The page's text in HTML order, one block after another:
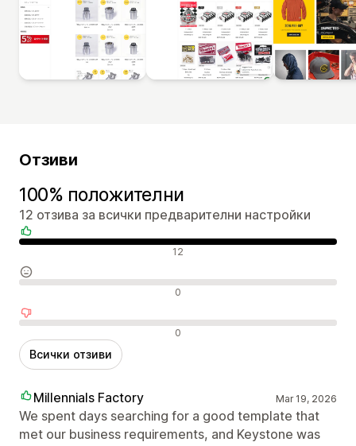
Отзиви
100% положителни
12 отзива за всички предварителни настройки
Положителни отзиви 12
Неутрални отзиви 0
Отрицателни отзиви 0
Всички отзиви
Millennials Factory Mar 19, 2026
We spent days searching for a good template that
met our business requirements, and Keystone was